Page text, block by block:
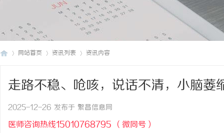
网站首页 资讯列表 资讯内容
走路不稳、呛咳，说话不清，小脑萎
善症状！
2025-12-26 发布于 繁昌信息网
医师咨询热线15010768795 （微同号）